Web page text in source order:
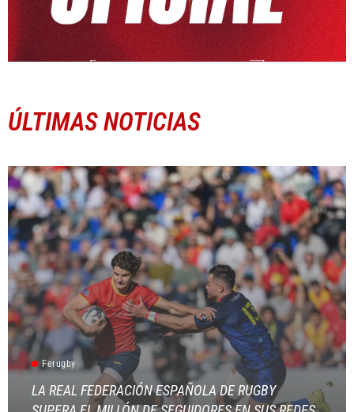
ÚLTIMAS NOTICIAS
Ferugby
LA REAL FEDERACIÓN ESPAÑOLA DE RUGBY